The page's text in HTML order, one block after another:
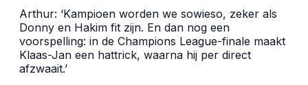
Arthur: ‘Kampioen worden we sowieso, zeker als
Donny en Hakim fit zijn. En dan nog een
voorspelling: in de Champions League-finale maakt
Klaas-Jan een hattrick, waarna hij per direct
afzwaait.’